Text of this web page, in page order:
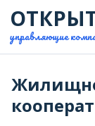
управляющие